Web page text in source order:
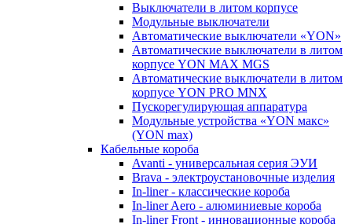
Выключатели в литом корпусе
Модульные выключатели
Автоматические выключатели «YON»
Автоматические выключатели в литом
корпусе YON MAX MGS
Автоматические выключатели в литом
корпусе YON PRO MNX
Пускорегулирующая аппаратура
Модульные устройства «YON макс»
(YON max)
Кабельные короба
Avanti - универсальная серия ЭУИ
Brava - электроустановочные изделия
In-liner - классические короба
In-liner Aero - алюминиевые короба
In-liner Front - инновационные короба